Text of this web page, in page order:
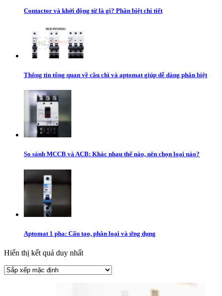
Contactor và khởi động từ là gì? Phân biệt chi tiết
Thông tin tổng quan về cầu chì và aptomat giúp dễ dàng phân biệt
So sánh MCCB và ACB: Khác nhau thế nào, nên chọn loại nào?
Aptomat 1 pha: Cấu tạo, phân loại và ứng dụng
Hiển thị kết quả duy nhất